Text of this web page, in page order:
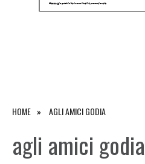
HOME AGLI AMICI GODIA
agli amici godia